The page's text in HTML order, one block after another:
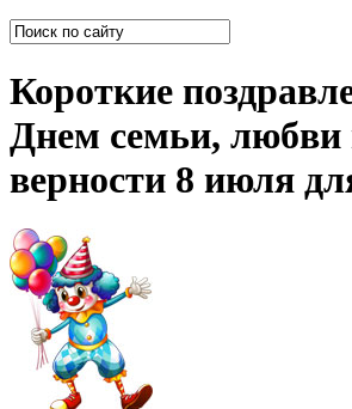
Короткие
Днем семьи, любви
верности 8 июля